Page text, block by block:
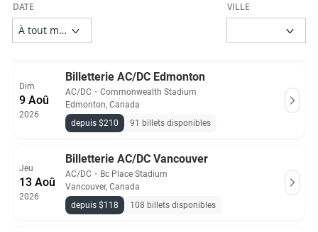
Dim
9 Aoû
2026
Billetterie AC/DC Edmonton
AC/DC ・ Commonwealth Stadium
Edmonton, Canada
depuis $210
91 billets disponibles
Jeu
13 Aoû
2026
Billetterie AC/DC Vancouver
AC/DC ・ Bc Place Stadium
Vancouver, Canada
depuis $118
108 billets disponibles